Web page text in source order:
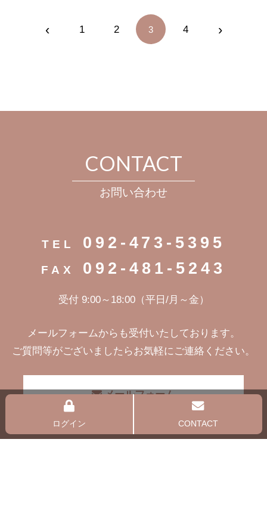
ログイン CONTACT
‹ 1 2 3 4 ›
CONTACT
お問い合わせ
TEL 092-473-5395
FAX 092-481-5243
受付 9:00～18:00（平日/月～金）
メールフォームからも受付いたしております。
ご質問等がございましたらお気軽にご連絡ください。
メールフォーム